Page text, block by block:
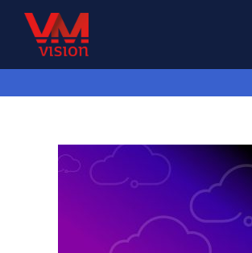
contenuto